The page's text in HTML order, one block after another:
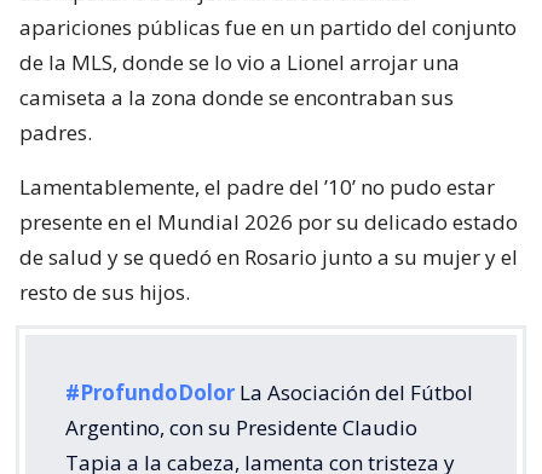
apariciones públicas fue en un partido del conjunto
de la MLS, donde se lo vio a Lionel arrojar una
camiseta a la zona donde se encontraban sus
padres.
Lamentablemente, el padre del ’10’ no pudo estar
presente en el Mundial 2026 por su delicado estado
de salud y se quedó en Rosario junto a su mujer y el
resto de sus hijos.
#ProfundoDolor La Asociación del Fútbol
Argentino, con su Presidente Claudio
Tapia a la cabeza, lamenta con tristeza y